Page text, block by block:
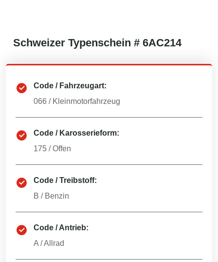
Schweizer Typenschein # 6AC214
Code / Fahrzeugart:
066 / Kleinmotorfahrzeug
Code / Karosserieform:
175 /Offen
Code / Treibstoff:
B / Benzin
Code / Antrieb:
A /Allrad